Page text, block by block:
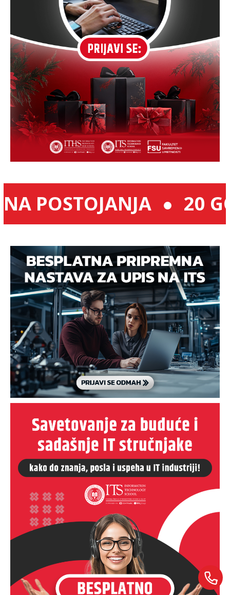
20
Ksenija Ilić
Razgovaraj sa Ksenijom Ilić savetnicom za upis – uživo!
Saznaj sve o studijama, smerovima i pogodnostima direktno od naše
savetnice za upis.
PRIJAVI SE